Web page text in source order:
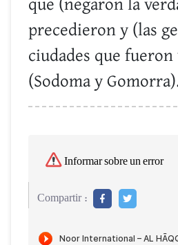
que (negaron la
precedieron y (las
ciudades que fueron
(Sodoma y
Informar sobre un error
Compartir :